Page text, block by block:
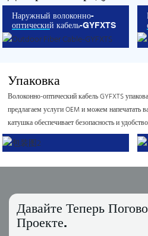
Наружный волоконно-
оптический кабель-GYFXTS
Упаковка
Волоконно-оптический кабель GYFXTS
предлагаем услуги OEM и можем напечатать
катушка обеспечивает безопасность и
Давайте Теперь
Проекте.